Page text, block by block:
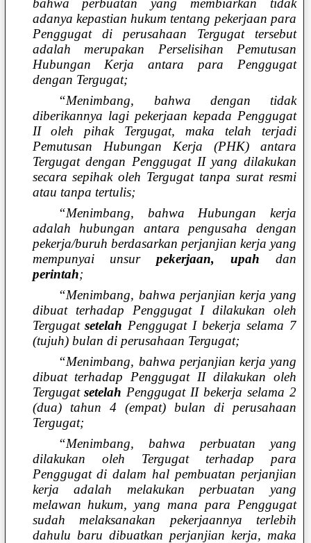
bahwa perbuatan yang membiarkan tidak
adanya kepastian hukum tentang pekerjaan para
Penggugat di perusahaan Tergugat tersebut
adalah merupakan Perselisihan Pemutusan
Hubungan Kerja antara para Penggugat
dengan Tergugat;
“Menimbang, bahwa dengan tidak
diberikannya lagi pekerjaan kepada Penggugat
II oleh pihak Tergugat, maka telah terjadi
Pemutusan Hubungan Kerja (PHK) antara
Tergugat dengan Penggugat II yang dilakukan
secara sepihak oleh Tergugat tanpa surat resmi
atau tanpa tertulis;
“Menimbang, bahwa Hubungan kerja
adalah hubungan antara pengusaha dengan
pekerja/buruh berdasarkan perjanjian kerja yang
mempunyai unsurpekerjaan, upahdan
perintah;
“Menimbang, bahwa perjanjian kerja yang
dibuat terhadap Penggugat I dilakukan oleh
Tergugatsetelah Penggugat I bekerja selama 7
(tujuh) bulan di perusahaan Tergugat;
“Menimbang, bahwa perjanjian kerja yang
dibuat terhadap Penggugat II dilakukan oleh
Tergugatsetelah Penggugat II bekerja selama 2
(dua) tahun 4 (empat) bulan di perusahaan
Tergugat;
“Menimbang, bahwa perbuatan yang
dilakukan oleh Tergugat terhadap para
Penggugat di dalam hal pembuatan perjanjian
kerja adalah melakukan perbuatan yang
melawan hukum, yang mana para Penggugat
sudah melaksanakan pekerjaannya terlebih
dahulu baru dibuatkan perjanjian kerja, maka